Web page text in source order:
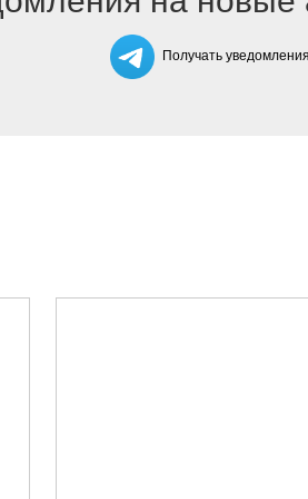
Получать